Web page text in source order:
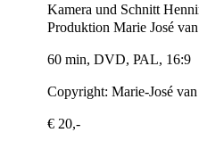
Kamera und Schnitt
Produktion Marie José
60 min, DVD, PAL, 16:9
Copyright: Marie-José
€ 20,-